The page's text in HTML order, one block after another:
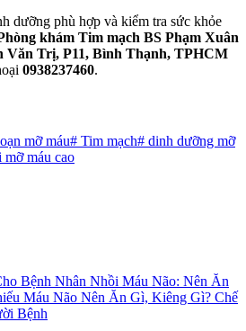
dưỡng phù hợp và kiểm tra sức khỏe
khám Tim mạch BS Phạm Xuân
Văn Trị, P11, Bình Thạnh, TPHCM
0938237460.
mỡ máu# Tim mạch# dinh dưỡng mỡ
mỡ máu cao
Bệnh Nhân Nhồi Máu Não: Nên Ăn
Máu Não Nên Ăn Gì, Kiêng Gì? Chế
Bệnh